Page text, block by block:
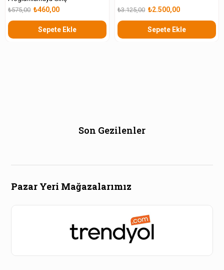
₺460,00
₺575,00
Sepete Ekle
₺2.500,00
₺3.125,00
Sepete Ekle
Son Gezilenler
Pazar Yeri Mağazalarımız